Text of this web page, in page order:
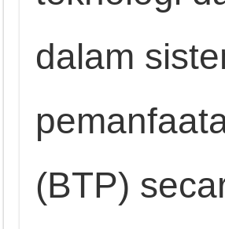
dalam
(BTP)